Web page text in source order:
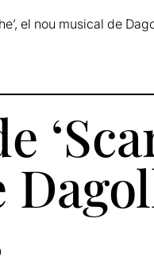
el nou musical de